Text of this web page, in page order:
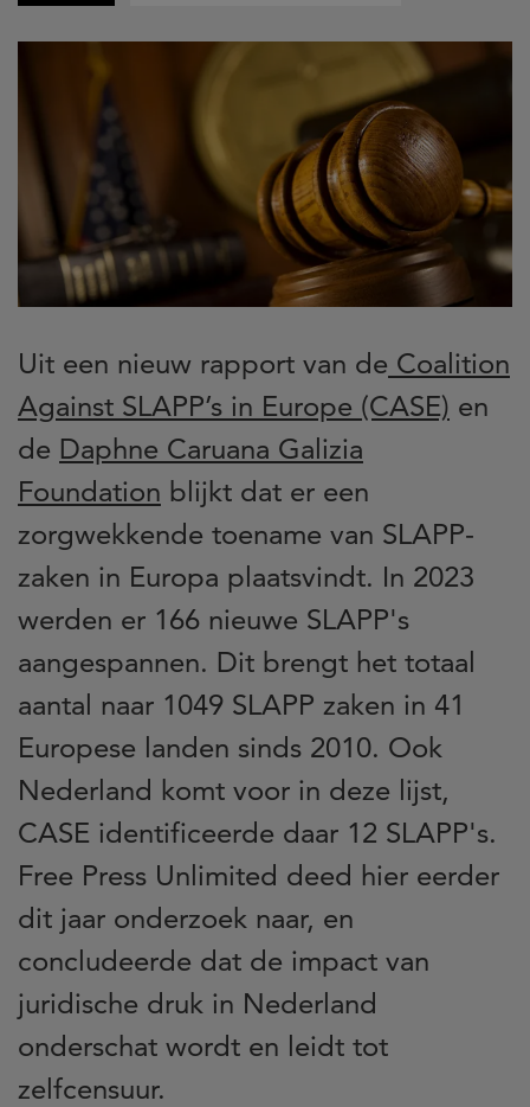
Uit een nieuw rapport van de Coalition
Against SLAPP’s in Europe (CASE) en
de Daphne Caruana Galizia
Foundation blijkt dat er een
zorgwekkende toename van SLAPP-
zaken in Europa plaatsvindt. In 2023
werden er 166 nieuwe SLAPP's
aangespannen. Dit brengt het totaal
aantal naar 1049 SLAPP zaken in 41
Europese landen sinds 2010. Ook
Nederland komt voor in deze lijst,
CASE identificeerde daar 12 SLAPP's.
Free Press Unlimited deed hier eerder
dit jaar onderzoek naar, en
concludeerde dat de impact van
juridische druk in Nederland
onderschat wordt en leidt tot
zelfcensuur.